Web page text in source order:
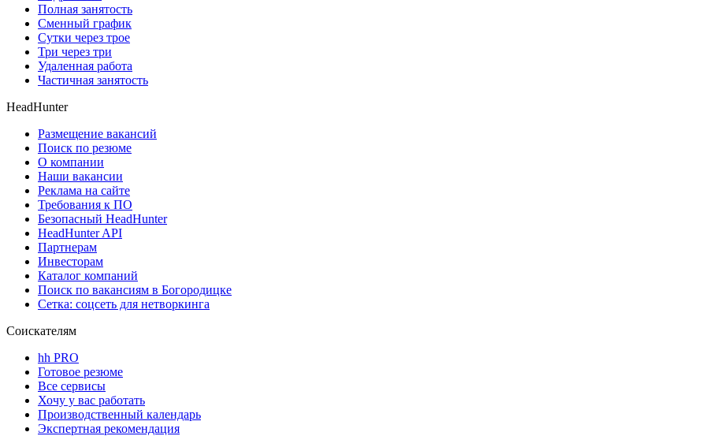
Полная занятость
Сменный график
Сутки через трое
Три через три
Удаленная работа
Частичная занятость
HeadHunter
Размещение вакансий
Поиск по резюме
О компании
Наши вакансии
Реклама на сайте
Требования к ПО
Безопасный HeadHunter
HeadHunter API
Партнерам
Инвесторам
Каталог компаний
Поиск по вакансиям в Богородицке
Сетка: соцсеть для нетворкинга
Соискателям
hh PRO
Готовое резюме
Все сервисы
Хочу у вас работать
Производственный календарь
Экспертная рекомендация